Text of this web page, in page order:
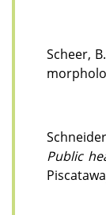
Scheer,
Public